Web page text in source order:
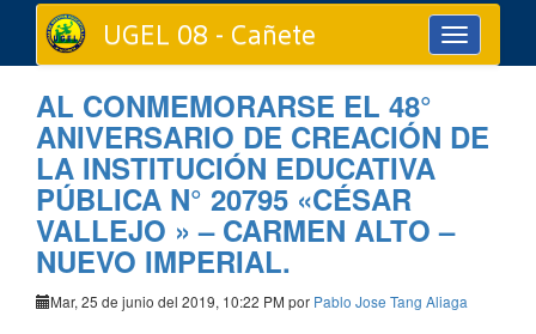
Toggle
navigation
UGEL 08 - Cañete
AL CONMEMORARSE EL 48°
ANIVERSARIO DE CREACIÓN DE
LA INSTITUCIÓN EDUCATIVA
PÚBLICA N° 20795 «CÉSAR
VALLEJO » – CARMEN ALTO –
NUEVO IMPERIAL.
Mar, 25 de junio del 2019, 10:22 PM por Pablo Jose Tang Aliaga